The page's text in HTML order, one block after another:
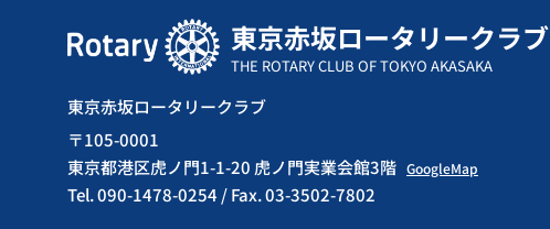
東京赤坂ロータリークラブ
THE ROTARY CLUB OF TOKYO AKASAKA
東京赤坂ロータリークラブ
〒105-0001
東京都港区虎ノ門1-1-20 虎ノ門実業会館3階 GoogleMap
Tel. 090-1478-0254 / Fax. 03-3502-7802